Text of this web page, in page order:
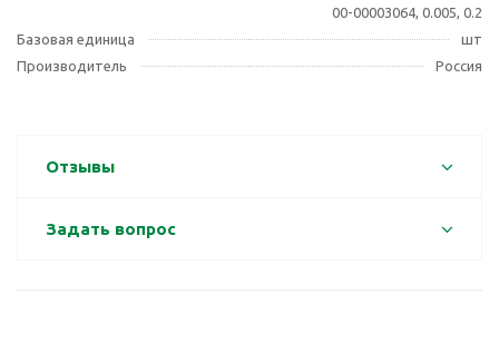
00-00003064, 0.005, 0.2
Базовая единица
шт
Производитель
Россия
Отзывы
Задать вопрос